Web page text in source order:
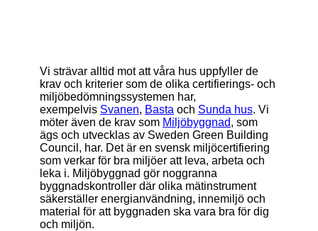
Vi strävar alltid mot att våra hus uppfyller de
krav och kriterier som de olika certifierings- och
miljöbedömningssystemen har,
exempelvis Svanen, Basta och Sunda hus. Vi
möter även de krav som Miljöbyggnad, som
ägs och utvecklas av Sweden Green Building
Council, har. Det är en svensk miljöcertifiering
som verkar för bra miljöer att leva, arbeta och
leka i. Miljöbyggnad gör noggranna
byggnadskontroller där olika mätinstrument
säkerställer energianvändning, innemiljö och
material för att byggnaden ska vara bra för dig
och miljön.